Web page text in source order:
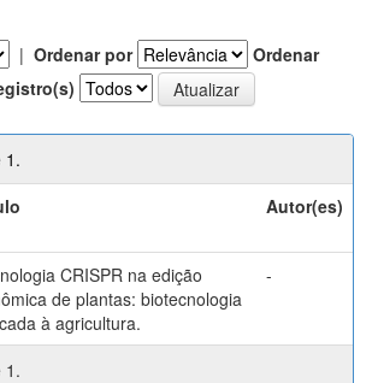
| Ordenar por
Ordenar
1.
Autor(es)
CRISPR na edição
de plantas: biotecnologia
à agricultura.
-
1.